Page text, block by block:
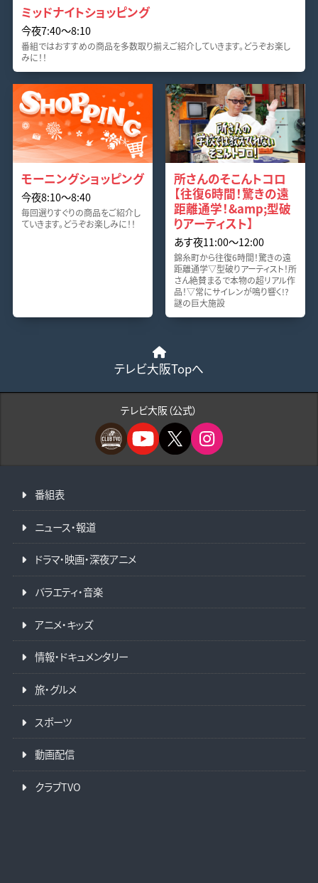
ミッドナイトショッピング
今夜7:40〜8:10
番組ではおすすめの商品を多数取り揃えご紹介していきます。どうぞお楽し
みに！！
モーニングショッピング
今夜8:10〜8:40
毎回選りすぐりの商品をご紹介し
ていきます。どうぞお楽しみに！！
所さんのそこんトコロ
【往復6時間！驚きの遠
距離通学！&amp;型破
りアーティスト】
あす夜11:00〜12:00
錦糸町から往復6時間！驚きの遠
距離通学▽型破りアーティスト！所
さん絶賛まるで本物の超リアル作
品！▽常にサイレンが鳴り響く!?
謎の巨大施設
テレビ大阪Topへ
テレビ大阪（公式）
番組表
ニュース・報道
ドラマ・映画・深夜アニメ
バラエティ・音楽
アニメ・キッズ
情報・ドキュメンタリー
旅・グルメ
スポーツ
動画配信
クラブTVO